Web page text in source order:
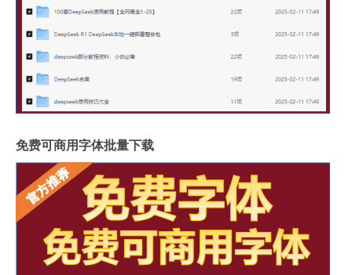
免费可商用字体批量下载